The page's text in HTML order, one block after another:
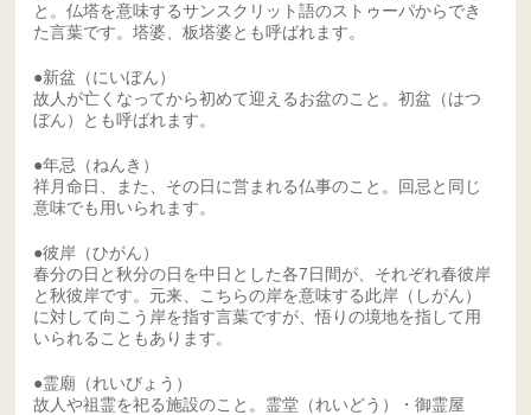
と。仏塔を意味するサンスクリット語のストゥーパからでき
た言葉です。塔婆、板塔婆とも呼ばれます。
●新盆（にいぼん）
故人が亡くなってから初めて迎えるお盆のこと。初盆（はつ
ぼん）とも呼ばれます。
●年忌（ねんき）
祥月命日、また、その日に営まれる仏事のこと。回忌と同じ
意味でも用いられます。
●彼岸（ひがん）
春分の日と秋分の日を中日とした各7日間が、それぞれ春彼岸
と秋彼岸です。元来、こちらの岸を意味する此岸（しがん）
に対して向こう岸を指す言葉ですが、悟りの境地を指して用
いられることもあります。
●霊廟（れいびょう）
故人や祖霊を祀る施設のこと。霊堂（れいどう）・御霊屋